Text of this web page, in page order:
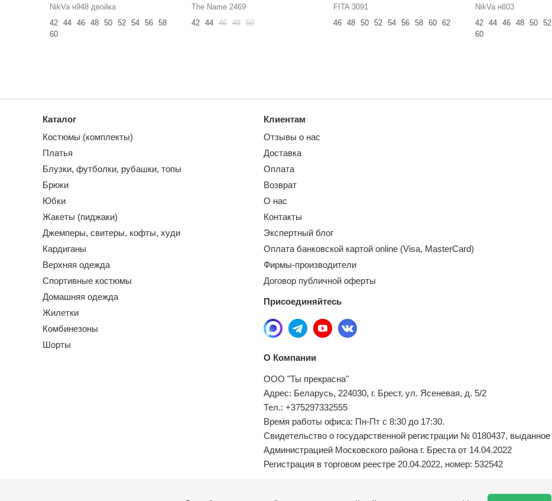
NikVa н948 двойка
42
44 46 48 50 52 54 56
58
60
The Name 2469
42
44 46 48 50
FITA 3091
46
48 50 52 54 56 58 60 62
NikVa н803
42
44 46 48 50 52
60
Каталог
Костюмы (комплекты)
Платья
Блузки, футболки, рубашки, топы
Брюки
Юбки
Жакеты (пиджаки)
Джемперы, свитеры, кофты, худи
Кардиганы
Верхняя одежда
Спортивные костюмы
Домашняя одежда
Жилетки
Комбинезоны
Шорты
Клиентам
Отзывы о нас
Доставка
Оплата
Возврат
О нас
Контакты
Экспертный блог
Оплата банковской картой online (Visa, MasterCard)
Фирмы-производители
Договор публичной оферты
Присоединяйтесь
О Компании
ООО "Ты прекрасна"
Адрес: Беларусь, 224030, г. Брест, ул. Ясеневая, д. 5/2
Тел.: +375297332555
Время работы офиса: Пн-Пт с 8:30 до 17:30.
Свидетельство о государственной регистрации № 0180437, выданное
Администрацией Московского района г. Бреста от 14.04.2022
Регистрация в торговом реестре 20.04.2022, номер: 532542
Местный исполнительный орган по обращениям покупателей: